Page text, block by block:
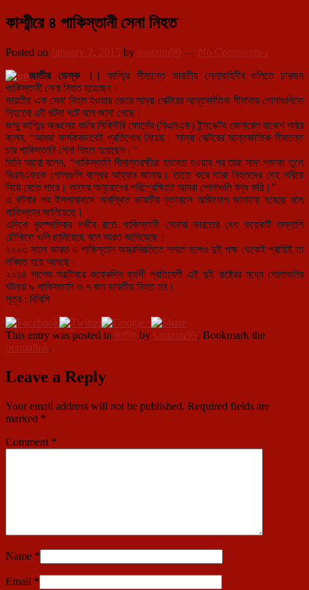
কাশ্মীরে ৪ পাকিস্তানী সেনা নিহত
Posted on January 2, 2015 by santanu99 — No Comments ↓
জাতীয় ডেস্ক ।।
কাশ্মির সীমান্তে ভারতীয় সেনাবাহিনীর গুলিতে চারজন
পাকিস্তানী সেনা নিহত হয়েছেন।
ভারতীয় এক সেনা নিহত হওয়ার জেরে সাম্বা সেক্টরের আন্তর্জাতিক সীমানায় গোলাগুলিতে
নিহতের এই ঘটনা ঘটে বলে জানা গেছে।
জম্মু কাশ্মির অঞ্চলের বর্ডার সিকিউরি ফোর্সের (বিএসএফ) ইন্সপেক্টর জেনারেল রাকেশ শর্মার
বলেন, “আমরা কার্যকরভাবেই প্রতিশোধ নিয়েছ। সাম্বা সেক্টরের আন্তর্জাতিক সীমান্তে
চার পাকিস্তানি সেনা নিহত হয়েছেন।”
তিনি আরো বলেন, “পাকিস্তানি সীমান্তরক্ষীরা হতাহত হওয়ার পর তারা সাদা পতাকা তুলে
বিএসএফকে গোলাগুলি বন্ধের আহ্বান জানায়। তাতে করে তারা নিহতদের দেহ সরিয়ে
নিয়ে যেতে পারে। তাদের অনুরোধের পরিপ্রেক্ষিতে আমরা গোলাগুলি বন্ধ করি।”
এ ঘটনার পর ইসলামাবাদে অবস্থিত ভারতীয় দূতাবাসে অভিযোগ জানানো হয়েছে বলে
পাকিস্তান জানিয়েছে।
এদিকে বৃহস্পতিবার গভীর রাতে পাকিস্তানী সেনারা ভারতের বেশ কয়েকটি তল্লাশি
চৌকিতে গুলি চালিয়েছে বলে ভারত জানিয়েছে।
২০০৩ সালে ভারত ও পাকিস্তান অস্ত্রবিরতিতে সম্মত হলেও দুই পক্ষ থেকেই প্রায়িই তা
লঙ্ঘিত হয়ে আসছে।
২০১৪ সালের অক্টোবরে কয়েকদিন ব্যাপী প্রতিবেশী এই দুই রাষ্ট্রের মধ্যে গোলাগুলির
ঘটনায় ৯ পাকিস্তানি ও ৭ জন ভারতীয় নিহত হন।
সূত্র : বিবিসি
This entry was posted in জাতীয় by santanu99. Bookmark the
permalink.
Leave a Reply
Your email address will not be published. Required fields are
marked *
Comment *
Name *
Email *